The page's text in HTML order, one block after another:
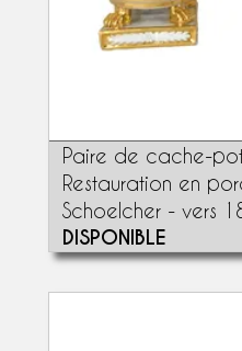
Paire de cache-
Restauration en
Schoelcher - vers
DISPONIBLE